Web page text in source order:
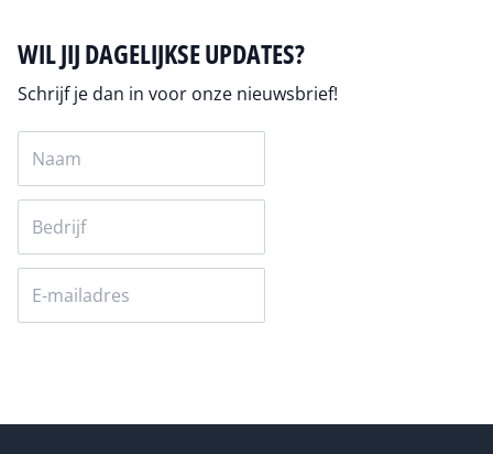
WIL JIJ DAGELIJKSE UPDATES?
Schrijf je dan in voor onze nieuwsbrief!